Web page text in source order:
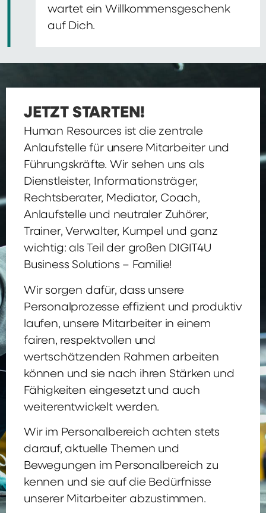
wartet ein Willkommensgeschenk
auf Dich.
JETZT STARTEN!
Human Resources ist die zentrale
Anlaufstelle für unsere Mitarbeiter und
Führungskräfte. Wir sehen uns als
Dienstleister, Informationsträger,
Rechtsberater, Mediator, Coach,
Anlaufstelle und neutraler Zuhörer,
Trainer, Verwalter, Kumpel und ganz
wichtig: als Teil der großen DIGIT4U
Business Solutions – Familie!
Wir sorgen dafür, dass unsere
Personalprozesse effizient und produktiv
laufen, unsere Mitarbeiter in einem
fairen, respektvollen und
wertschätzenden Rahmen arbeiten
können und sie nach ihren Stärken und
Fähigkeiten eingesetzt und auch
weiterentwickelt werden.
Wir im Personalbereich achten stets
darauf, aktuelle Themen und
Bewegungen im Personalbereich zu
kennen und sie auf die Bedürfnisse
unserer Mitarbeiter abzustimmen.